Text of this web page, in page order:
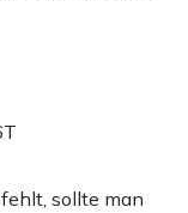
sollte man